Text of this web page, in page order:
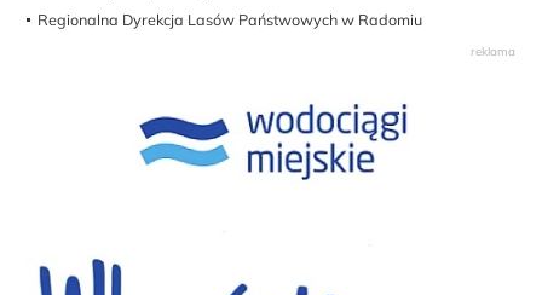
Regionalna Dyrekcja Lasów Państwowych w Radomiu